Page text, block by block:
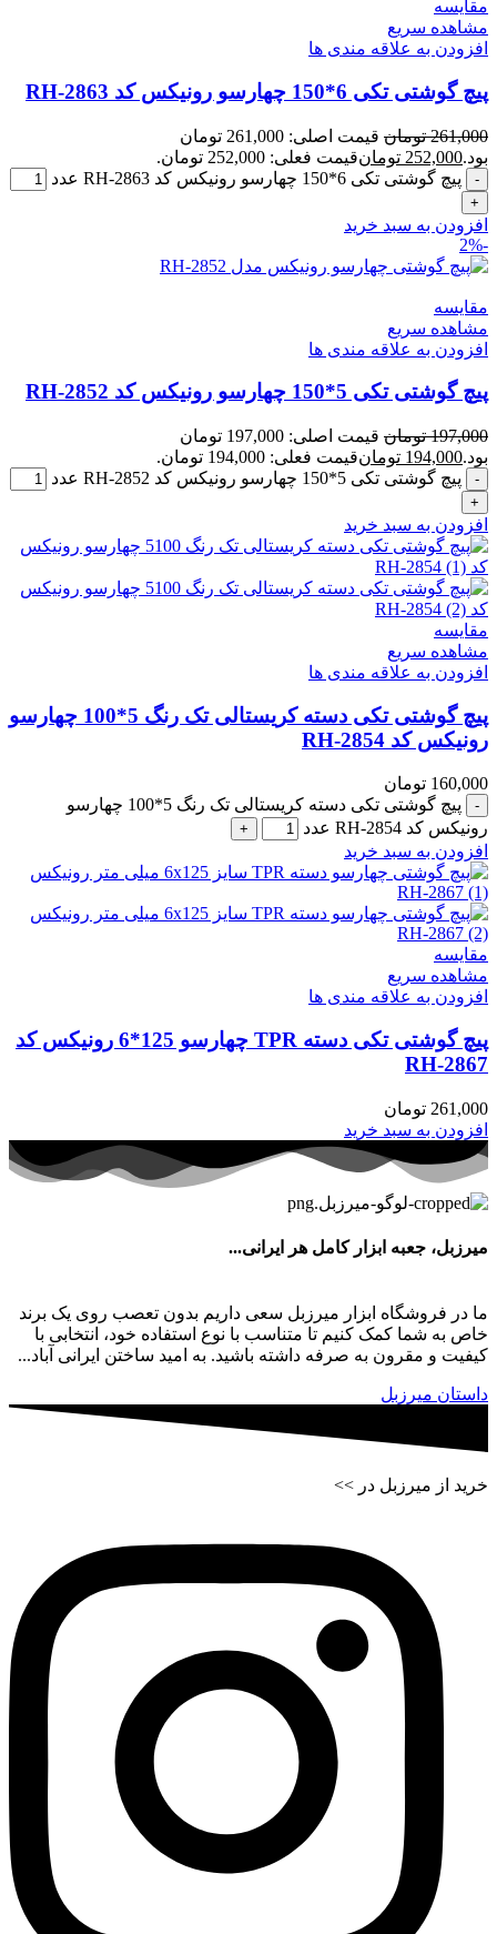
مقایسه
مشاهده سریع
افزودن به علاقه مندی ها
پیچ گوشتی تکی 6*150 چهارسو رونیکس کد RH-2863
261,000 تومان
قیمت اصلی: 261,000 تومان
بود.252,000 تومانقیمت فعلی: 252,000 تومان.
پیچ گوشتی تکی 6*150 چهارسو رونیکس کد RH-2863 عدد
افزودن به سبد خرید
-2%
مقایسه
مشاهده سریع
افزودن به علاقه مندی ها
پیچ گوشتی تکی 5*150 چهارسو رونیکس کد RH-2852
197,000 تومان
قیمت اصلی: 197,000 تومان
بود.194,000 تومانقیمت فعلی: 194,000 تومان.
پیچ گوشتی تکی 5*150 چهارسو رونیکس کد RH-2852 عدد
افزودن به سبد خرید
مقایسه
مشاهده سریع
افزودن به علاقه مندی ها
پیچ گوشتی تکی دسته کریستالی تک رنگ 5*100 چهارسو
رونیکس کد RH-2854
160,000 تومان
پیچ گوشتی تکی دسته کریستالی تک رنگ 5*100 چهارسو
رونیکس کد RH-2854 عدد
افزودن به سبد خرید
مقایسه
مشاهده سریع
افزودن به علاقه مندی ها
پیچ گوشتی تکی دسته TPR چهارسو 125*6 رونیکس کد
RH-2867
261,000 تومان
افزودن به سبد خرید
میرزبل، جعبه ابزار کامل هر ایرانی...
ما در فروشگاه ابزار میرزبل سعی داریم بدون تعصب روی یک برند
خاص به شما کمک کنیم تا متناسب با نوع استفاده خود، انتخابی با
کیفیت و مقرون به صرفه داشته باشید. به امید ساختن ایرانی آباد...
داستان میرزبل
خرید از میرزبل در >>